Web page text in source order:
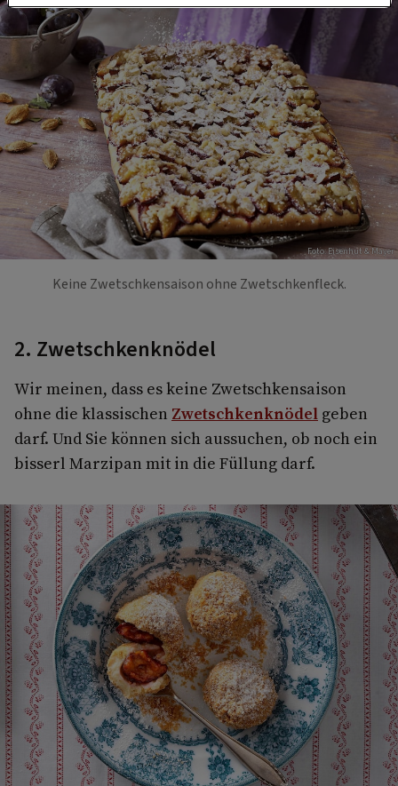
Foto: Eisenhut & Mayer
Keine Zwetschkensaison ohne Zwetschkenfleck.
2. Zwetschkenknödel
Wir meinen, dass es keine Zwetschkensaison
ohne die klassischen Zwetschkenknödel geben
darf. Und Sie können sich aussuchen, ob noch ein
bisserl Marzipan mit in die Füllung darf.